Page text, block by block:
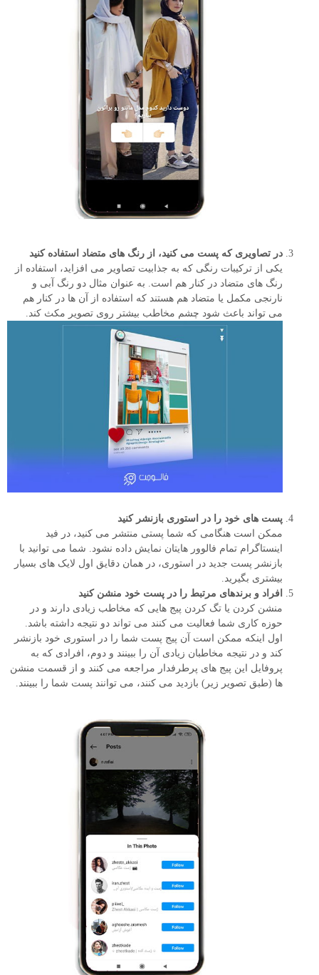
در تصاویری که پست می کنید، از رنگ های متضاد استفاده کنید
یکی از ترکیبات رنگی که به جذابیت تصاویر می افزاید، استفاده از
رنگ های متضاد در کنار هم است. به عنوان مثال دو رنگ آبی و
نارنجی مکمل یا متضاد هم هستند که استفاده از آن ها در کنار هم
می تواند باعث شود چشم مخاطب بیشتر روی تصویر مکث کند.
پست های خود را در استوری بازنشر کنید
ممکن است هنگامی که شما پستی منتشر می کنید، در فید
اینستاگرام تمام فالوور هایتان نمایش داده نشود. شما می توانید با
بازنشر پست جدید در استوری، در همان دقایق اول لایک های بسیار
بیشتری بگیرید.
افراد و برندهای مرتبط را در پست خود منشن کنید
منشن کردن یا تگ کردن پیج هایی که مخاطب زیادی دارند و در
حوزه کاری شما فعالیت می کنند می تواند دو نتیجه داشته باشد.
اول اینکه ممکن است آن پیج پست شما را در استوری خود بازنشر
کند و در نتیجه مخاطبان زیادی آن را ببینند و دوم، افرادی که به
پروفایل این پیج های پرطرفدار مراجعه می کنند و از قسمت منشن
ها (طبق تصویر زیر) بازدید می کنند، می توانند پست شما را ببینند.